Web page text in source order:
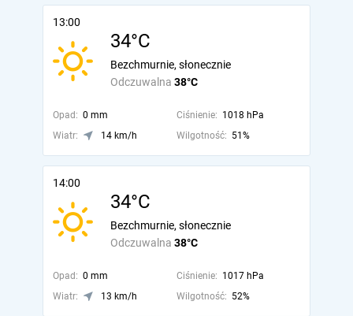
13:00
34°C
Odczuwalna 38°C
Bezchmurnie, słonecznie
Opad: 0 mm Ciśnienie: 1018 hPa
Wiatr:
14 km/h Wilgotność: 51%
14:00
34°C
Odczuwalna 38°C
Bezchmurnie, słonecznie
Opad: 0 mm Ciśnienie: 1017 hPa
Wiatr:
13 km/h Wilgotność: 52%